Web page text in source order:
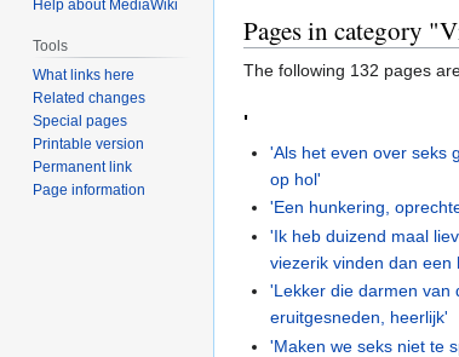
navigation
search
Pages in category
The following 132 pages
'
'Als het even over seks
op hol'
'Een hunkering,
'Ik heb duizend maal
viezerik vinden dan een
'Lekker die darmen van
eruitgesneden, heerlijk'
'Maken we seks niet te
Help about MediaWiki
Tools
What links here
Related changes
Special pages
Printable version
Permanent link
Page information